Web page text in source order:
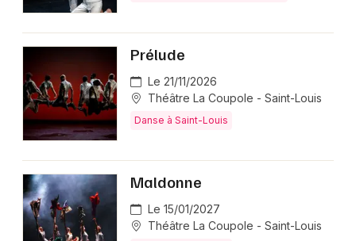
Prélude
Le 21/11/2026
Théâtre La Coupole - Saint-Louis
Danse à Saint-Louis
Maldonne
Le 15/01/2027
Théâtre La Coupole - Saint-Louis